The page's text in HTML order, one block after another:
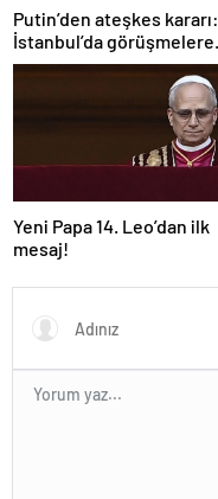
Putin’den ateşkes kararı:
İstanbul’da görüşmelere
başlamayı öneriyoruz
Yeni Papa 14. Leo’dan ilk
mesaj!